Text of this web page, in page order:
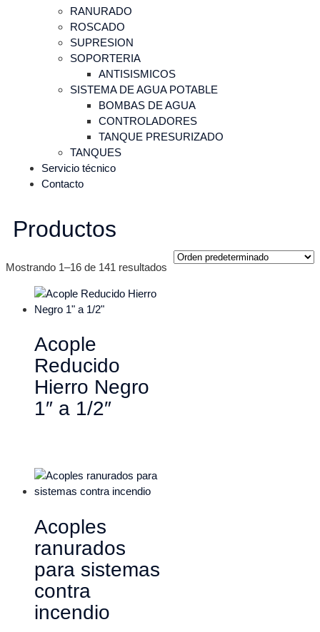
RANURADO
ROSCADO
SUPRESION
SOPORTERIA
ANTISISMICOS
SISTEMA DE AGUA POTABLE
BOMBAS DE AGUA
CONTROLADORES
TANQUE PRESURIZADO
TANQUES
Servicio técnico
Contacto
Productos
Mostrando 1–16 de 141 resultados
Acople
Reducido
Hierro Negro
1″ a 1/2″
Acoples
ranurados
para sistemas
contra
incendio